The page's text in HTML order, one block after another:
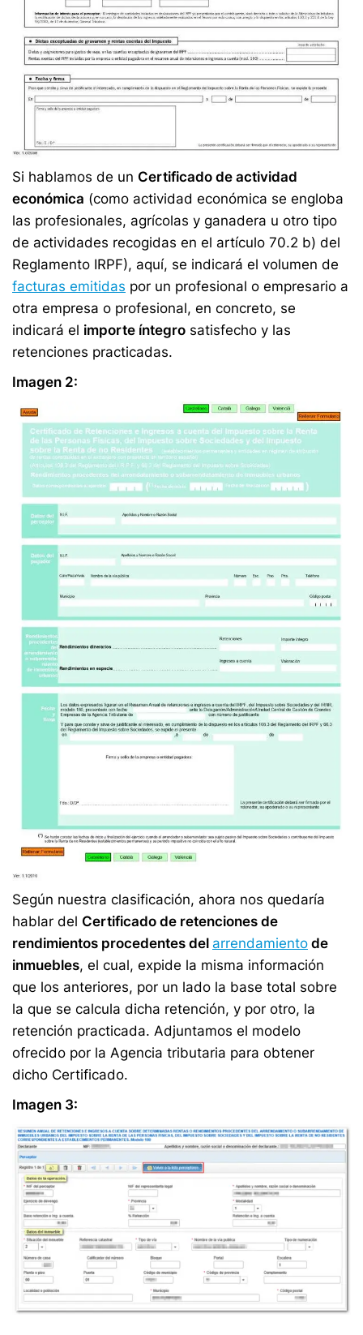
Si hablamos de un Certificado de actividad
económica (como actividad económica se engloba
las profesionales, agrícolas y ganadera u otro tipo
de actividades recogidas en el artículo 70.2 b) del
Reglamento IRPF), aquí, se indicará el volumen de
facturas emitidas por un profesional o empresario a
otra empresa o profesional, en concreto, se
indicará el importe íntegro satisfecho y las
retenciones practicadas.
Imagen 2:
Según nuestra clasificación, ahora nos quedaría
hablar del Certificado de retenciones de
rendimientos procedentes del arrendamiento de
inmuebles, el cual, expide la misma información
que los anteriores, por un lado la base total sobre
la que se calcula dicha retención, y por otro, la
retención practicada. Adjuntamos el modelo
ofrecido por la Agencia tributaria para obtener
dicho Certificado.
Imagen 3: